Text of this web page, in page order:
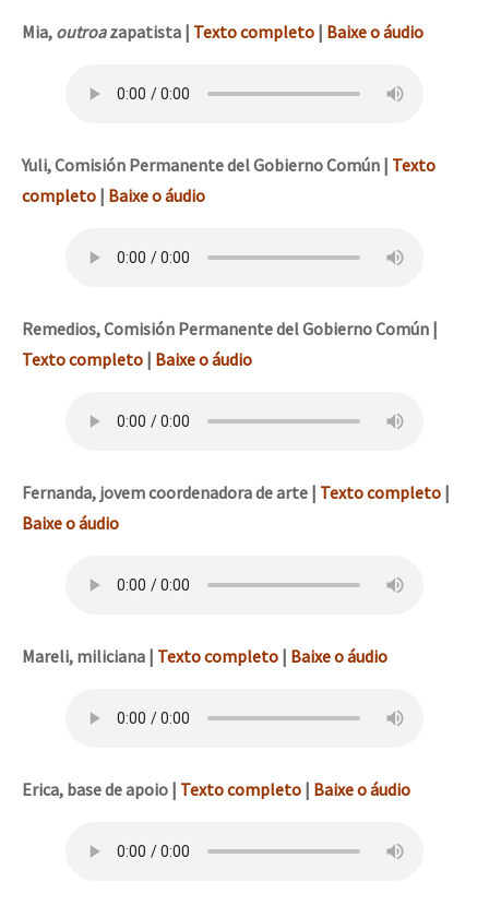
Mia, outroazapatista | Texto completo | Baixe o áudio
Yuli, Comisión Permanente del Gobierno Común | Texto
completo | Baixe o áudio
Remedios,Comisión Permanente del Gobierno Común |
Texto completo | Baixe o áudio
Fernanda, jovem coordenadora de arte | Texto completo |
Baixe o áudio
Mareli, miliciana | Texto completo | Baixe o áudio
Erica, base de apoio | Texto completo | Baixe o áudio